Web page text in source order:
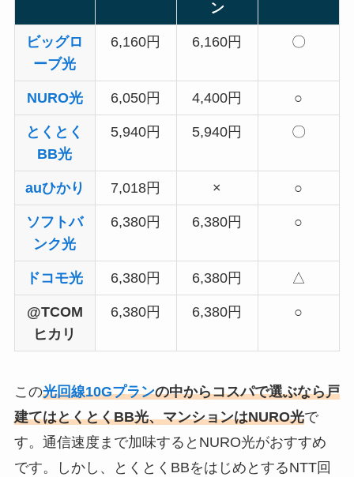
ン
ビッグロ
ーブ光
6,160円 6,160円 〇
NURO光 6,050円 4,400円 ○
とくとく
BB光
5,940円 5,940円 〇
auひかり 7,018円 × ○
ソフトバ
ンク光
6,380円 6,380円 ○
ドコモ光 6,380円 6,380円 △
@TCOM
ヒカリ
6,380円 6,380円 ○
この光回線10Gプランの中からコスパで選ぶなら戸
建てはとくとくBB光、マンションはNURO光で
す。通信速度まで加味するとNURO光がおすすめ
です。しかし、とくとくBBをはじめとするNTT回